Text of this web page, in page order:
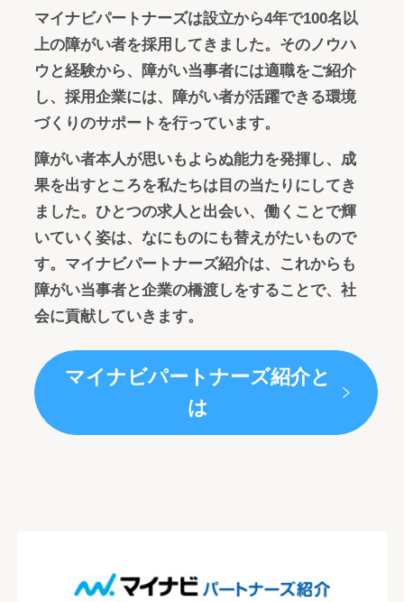
マイナビパートナーズは設立から4年で100名以
上の障がい者を採用してきました。そのノウハ
ウと経験から、障がい当事者には適職をご紹介
し、採用企業には、障がい者が活躍できる環境
づくりのサポートを行っています。
障がい者本人が思いもよらぬ能力を発揮し、成
果を出すところを私たちは目の当たりにしてき
ました。ひとつの求人と出会い、働くことで輝
いていく姿は、なにものにも替えがたいもので
す。マイナビパートナーズ紹介は、これからも
障がい当事者と企業の橋渡しをすることで、社
会に貢献していきます。
マイナビパートナーズ紹介と
は